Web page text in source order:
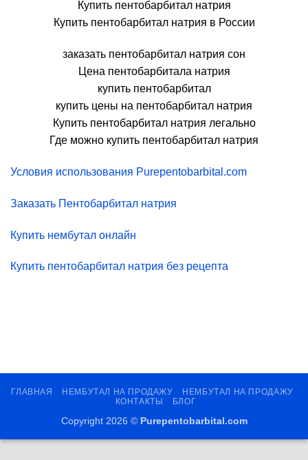
Купить пентобарбитал натрия
Купить пентобарбитал натрия в России
заказать пентобарбитал натрия сон
Цена пентобарбитала натрия
купить пентобарбитал
купить цены на пентобарбитал натрия
Купить пентобарбитал натрия легально
Где можно купить пентобарбитал натрия
Условия использования Purepentobarbital.com
Заказать Пентобарбитал натрия
Купить нембутал онлайн
Купить пентобарбитал натрия без рецепта
ГЛАВНАЯ НЕМБУТАЛ НА ПРОДАЖУ
НЕМБУТАЛ НА ПРОДАЖУ
КОНТАКТЫ
БЛОГ
Copyright 2026 © Purepentobarbital.com